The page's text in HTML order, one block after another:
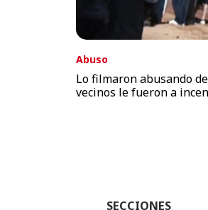
Abuso
Lo filmaron abusando
vecinos le fueron a
SECCIONES